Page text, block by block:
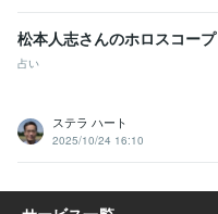
松本人志さんのホロスコープ
占い
ステラ ハート
2025/10/24 16:10